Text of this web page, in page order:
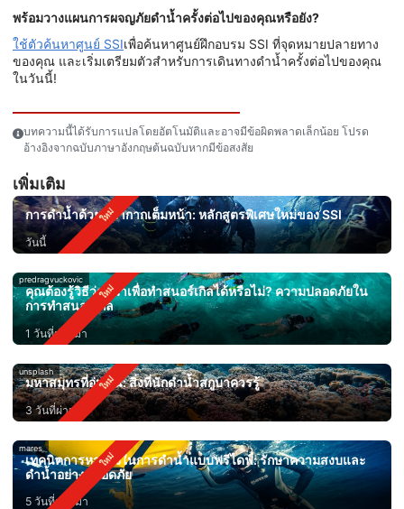
พร้อมวางแผนการผจญภัยดำน้ำครั้งต่อไปของคุณหรือยัง?
ใช้ตัวค้นหาศูนย์ SSIเพื่อค้นหาศูนย์ฝึกอบรม SSI ที่จุดหมายปลายทาง
ของคุณ และเริ่มเตรียมตัวสำหรับการเดินทางดำน้ำครั้งต่อไปของคุณ
ในวันนี้!
บทความนี้ได้รับการแปลโดยอัตโนมัติและอาจมีข้อผิดพลาดเล็กน้อย โปรด
อ้างอิงจากฉบับภาษาอังกฤษต้นฉบับหากมีข้อสงสัย
เพิ่มเติม
การดำน้ำด้วยหน้ากากเต็มหน้า: หลักสูตรพิเศษใหม่ของ SSI
วันนี้
predragvuckovic
คุณต้องรู้วิธีว่ายน้ำเพื่อทำสนอร์เกิลได้หรือไม่? ความปลอดภัยใน
การทำสนอร์เกิล
1 วันที่ผ่านมา
unsplash
มหาสมุทรที่อุ่นขึ้น: สิ่งที่นักดำน้ำสกูบาควรรู้
3 วันที่ผ่านมา
mares
เทคนิคการหายใจในการดำน้ำแบบฟรีไดฟ์: รักษาความสงบและ
ดำน้ำอย่างปลอดภัย
5 วันที่ผ่านมา